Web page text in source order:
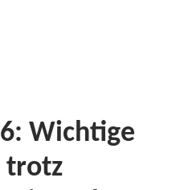
Wichtige
trotz